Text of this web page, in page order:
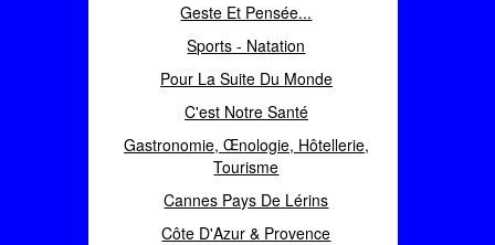
Geste Et Pensée...
Sports - Natation
Pour La Suite Du Monde
C'est Notre Santé
Gastronomie, Œnologie, Hôtellerie,
Tourisme
Cannes Pays De Lérins
Côte D'Azur & Provence